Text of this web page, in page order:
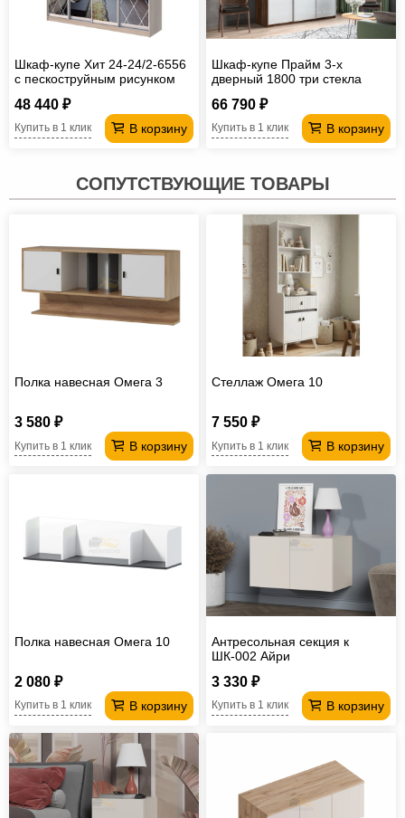
Шкаф-купе Хит 24-24/2-6556
с пескоструйным рисунком
48 440 ₽
В корзину
Купить в 1 клик
Шкаф-купе Прайм 3-х
дверный 1800 три стекла
66 790 ₽
В корзину
Купить в 1 клик
СОПУТСТВУЮЩИЕ ТОВАРЫ
Полка навесная Омега 3
3 580 ₽
В корзину
Купить в 1 клик
Стеллаж Омега 10
7 550 ₽
В корзину
Купить в 1 клик
Полка навесная Омега 10
2 080 ₽
В корзину
Купить в 1 клик
Антресольная секция к
ШК-002 Айри
3 330 ₽
В корзину
Купить в 1 клик